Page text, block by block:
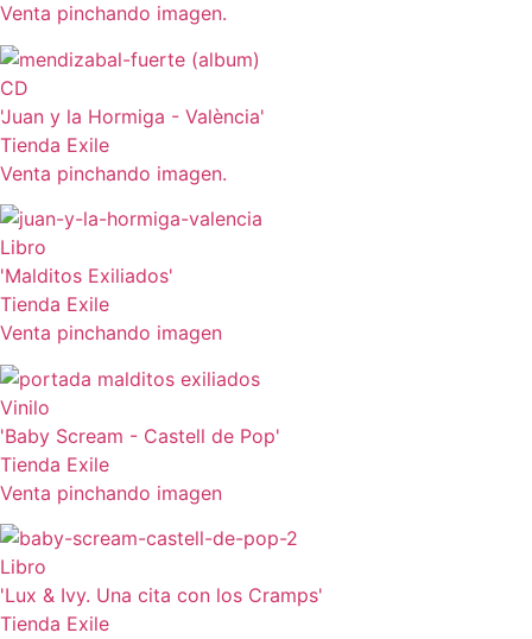
Venta pinchando imagen.
CD
'Juan y la Hormiga - València'
Tienda Exile
Venta pinchando imagen.
Libro
'Malditos Exiliados'
Tienda Exile
Venta pinchando imagen
Vinilo
'Baby Scream - Castell de Pop'
Tienda Exile
Venta pinchando imagen
Libro
'Lux & Ivy. Una cita con los Cramps'
Tienda Exile